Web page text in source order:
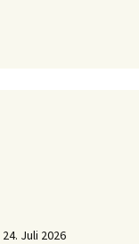
24. Juli 2026